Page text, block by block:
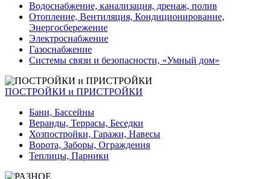
Водоснабжение, канализация, дренаж, полив
Отопление, Вентиляция, Кондиционирование,
Энергосбережение
Электроснабжение
Газоснабжение
Системы связи и безопасности, «Умный дом»
ПОСТРОЙКИ и ПРИСТРОЙКИ
Бани, Бассейны
Веранды, Террасы, Беседки
Хозпостройки, Гаражи, Навесы
Ворота, Заборы, Ограждения
Теплицы, Парники